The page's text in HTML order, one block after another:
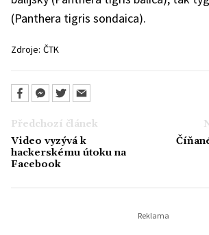
(Panthera tigris sondaica).
Zdroje: ČTK
Předchozí článek
Video vyzývá k
hackerskému útoku na
Facebook